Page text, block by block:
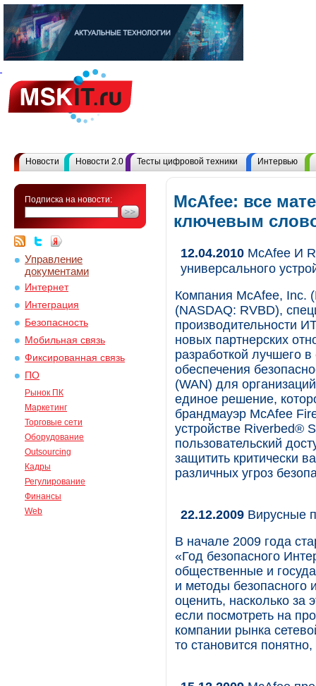
Новости Новости 2.0 Тесты цифровой техники Интервью
Подписка на новости:
Управление
документами
Интернет
Интеграция
Безопасность
Мобильная связь
Фиксированная связь
ПО
Рынок ПК
Маркетинг
Торговые сети
Оборудование
Outsourcing
Кадры
Регулирование
Финансы
Web
McAfee: все
ключевым
12.04.2010 McAfee И
универсального
Компания McAfee, Inc.
(NASDAQ: RVBD),
производительности
новых партнерских
разработкой лучшего
обеспечения
(WAN) для
единое решение,
брандмауэр McAfee
устройстве Riverbed®
пользовательский
защитить критически
различных угроз
22.12.2009 Вирусные
В начале 2009 года
«Год безопасного
общественные и
и методы безопасного
оценить, насколько за
если посмотреть на
компании рынка
то становится